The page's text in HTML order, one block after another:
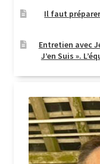
Il faut
Entretien avec
J’en Suis ».